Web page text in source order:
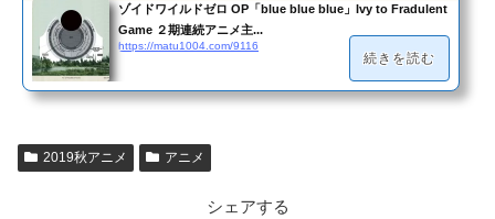
ゾイドワイルドゼロ OP「blue blue blue」Ivy to Fradulent
Game ２期連続アニメ主...
https://matu1004.com/9116
続きを読む
2019秋アニメ アニメ
シェアする